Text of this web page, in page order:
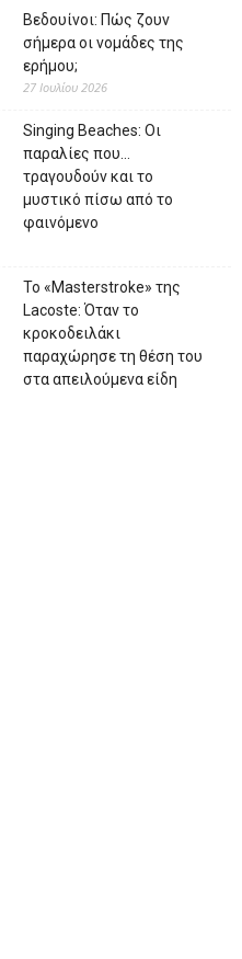
Βεδουίνοι: Πώς ζουν
σήμερα οι νομάδες της
ερήμου;
27 Ιουλίου 2026
Singing Beaches: Οι
παραλίες που…
τραγουδούν και το
μυστικό πίσω από το
φαινόμενο
Το «Masterstroke» της
Lacoste: Όταν το
κροκοδειλάκι
παραχώρησε τη θέση του
στα απειλούμενα είδη